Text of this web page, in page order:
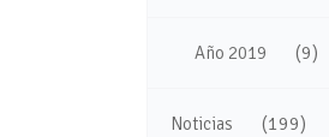
Año 2019 (9)
Noticias (199)